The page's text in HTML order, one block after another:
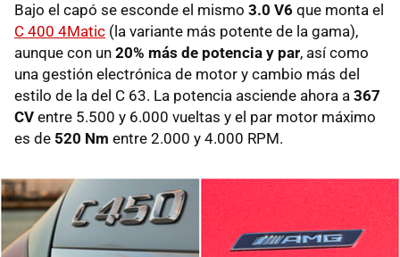
Bajo el capó se esconde el mismo 3.0 V6 que monta el
C 400 4Matic (la variante más potente de la gama),
aunque con un 20% más de potencia y par, así como
una gestión electrónica de motor y cambio más del
estilo de la del C 63. La potencia asciende ahora a 367
CV entre 5.500 y 6.000 vueltas y el par motor máximo
es de 520 Nm entre 2.000 y 4.000 RPM.